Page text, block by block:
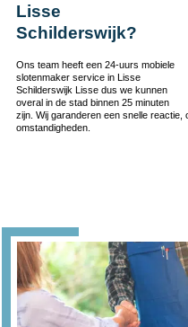
Lisse
Schilderswijk?
Ons team heeft een 24-uurs mobiele
slotenmaker service in Lisse
Schilderswijk Lisse dus we kunnen
overal in de stad binnen 25 minuten
zijn. Wij garanderen een snelle
omstandigheden.